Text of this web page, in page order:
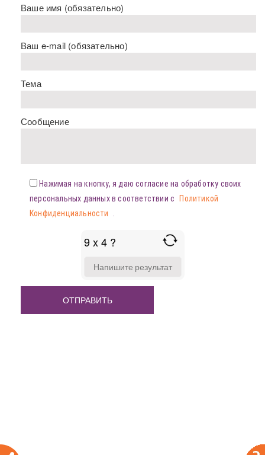
Ваше имя (обязательно)
Ваш e-mail (обязательно)
Тема
Сообщение
Нажимая на кнопку, я даю согласие на обработку своих
персональных данных в соответствии с
Политикой
Конфиденциальности
9 x 4 ?
FOR
X